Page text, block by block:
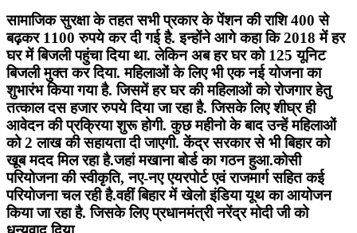
सामाजिक सुरक्षा के तहत सभी प्रकार के पेंशन की राशि 400 से
बढ़कर 1100 रुपये कर दी गई है. इन्होंने आगे कहा कि 2018 में हर
घर में बिजली पहुंचा दिया था. लेकिन अब हर घर को 125 यूनिट
बिजली मुक्त कर दिया. महिलाओं के लिए भी एक नई योजना का
शुभारंभ किया गया है. जिसमें हर घर की महिलाओं को रोजगार हेतु
तत्काल दस हजार रुपये दिया जा रहा है. जिसके लिए शीघ्र ही
आवेदन की प्रक्रिया शुरू होगी. कुछ महीनो के बाद उन्हें महिलाओं
को 2 लाख की सहायता दी जाएगी. केंद्र सरकार से भी बिहार को
खूब मदद मिल रहा है.जहां मखाना बोर्ड का गठन हुआ.कोसी
परियोजना की स्वीकृति, नए-नए एयरपोर्ट एवं राजमार्ग सहित कई
परियोजना चल रही है.वहीं बिहार में खेलो इंडिया यूथ का आयोजन
किया जा रहा है. जिसके लिए प्रधानमंत्री नरेंद्र मोदी जी को